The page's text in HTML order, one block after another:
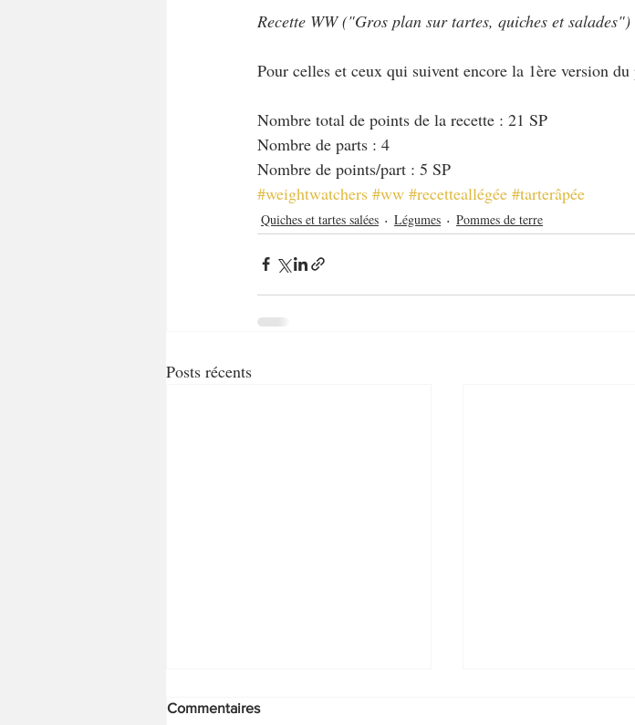
Recette WW ("Gros plan sur tartes, quiches et salades")
Pour celles et ceux qui suivent encore la 1ère version
Nombre total de points de la recette : 21 SP
Nombre de parts : 4
Nombre de points/part : 5 SP
#weightwatchers #ww #recetteallégée #tarterâpée
Quiches et tartes salées Légumes Pommes de terre
Posts récents
Commentaires